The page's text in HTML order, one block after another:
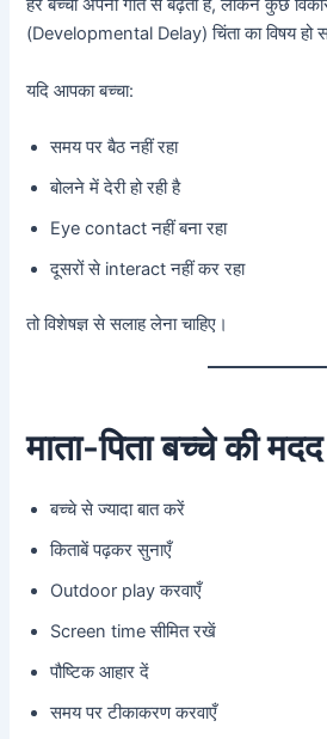
हर बच्चा अपनी गति से बढ़ता है, लेकिन कुछ
(Developmental Delay) चिंता का विषय हो
यदि आपका बच्चा:
समय पर बैठ नहीं रहा
बोलने में देरी हो रही है
Eye contact नहीं बना रहा
दूसरों से interact नहीं कर रहा
तो विशेषज्ञ से सलाह लेना चाहिए।
माता-पिता बच्चे की
बच्चे से ज्यादा बात करें
किताबें पढ़कर सुनाएँ
Outdoor play करवाएँ
Screen time सीमित रखें
पौष्टिक आहार दें
समय पर टीकाकरण करवाएँ